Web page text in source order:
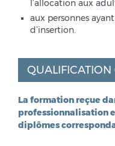
l’allocation aux
aux personnes
d’insertion.
La formation reçue
professionnalisation
diplômes